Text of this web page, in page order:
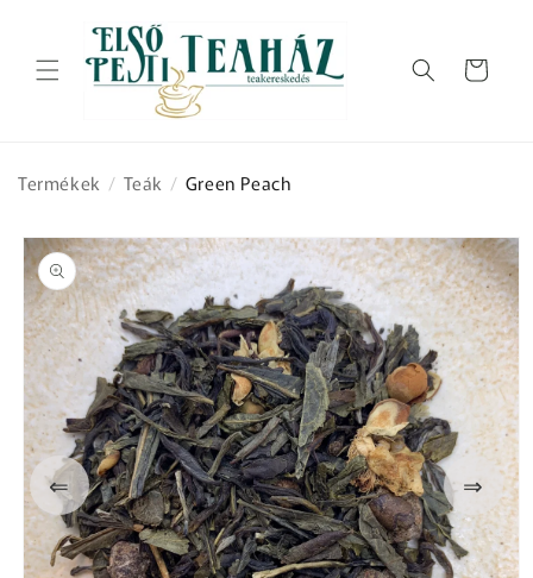
tartalomhoz
Kosár
Termékek / Teák / Green Peach
⇐
Kihagyás, és
ugrás a
termékadatokra
⇒